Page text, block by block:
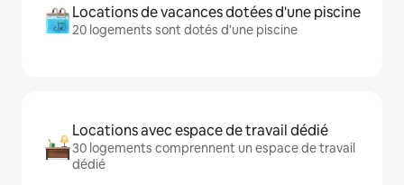
Locations de vacances dotées d'une piscine
20 logements sont dotés d'une piscine
Locations avec espace de travail dédié
30 logements comprennent un espace de travail
dédié